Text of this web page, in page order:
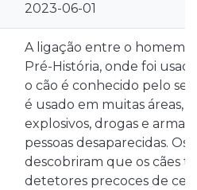
2023-06-01
A ligação entre o homem
Pré-História, onde foi
o cão é conhecido pelo
é usado em muitas áreas,
explosivos, drogas e
pessoas desaparecidas. Os
descobriram que os cães
detetores precoces de